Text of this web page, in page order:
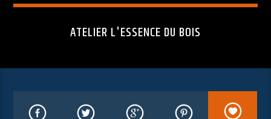
ATELIER L'ESSENCE DU BOIS